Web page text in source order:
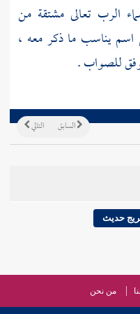
الرب تعالى مشتقة من
يناسب ما ذكر معه ،
للصواب .
التالي السابق
حديث
من نحن